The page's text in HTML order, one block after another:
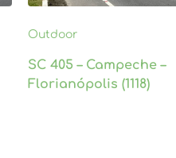
Outdoor
SC 405 – Campeche –
Florianópolis (1118)